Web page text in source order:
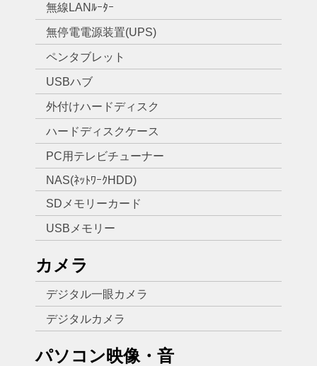
無線LANﾙｰﾀｰ
無停電電源装置(UPS)
ペンタブレット
USBハブ
外付けハードディスク
ハードディスクケース
PC用テレビチューナー
NAS(ﾈｯﾄﾜｰｸHDD)
SDメモリーカード
USBメモリー
カメラ
デジタル一眼カメラ
デジタルカメラ
パソコン映像・音